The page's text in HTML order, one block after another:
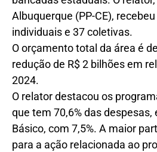
Albuquerque (PP-CE),
individuais e 37 coletivas.
O orçamento total da área é
redução de R$ 2 bilhões em
2024.
O relator destacou os
que tem 70,6% das despesas,
Básico, com 7,5%. A maior
para a ação relacionada ao